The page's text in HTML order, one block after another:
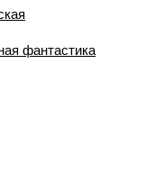
фантастика